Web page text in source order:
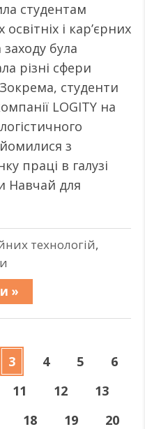
студентам
і кар’єрних
була
різні сфери
Зокрема, студенти
LOGITY на
з
праці в галузі
Навчай для
технологій,
»
3 4 5
6
11 12
13
18 19
20